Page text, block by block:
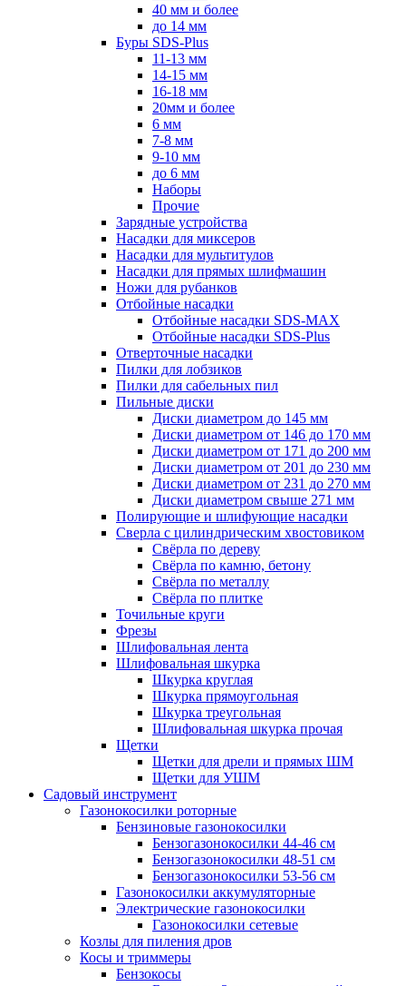
40 мм и более
до 14 мм
Буры SDS-Plus
11-13 мм
14-15 мм
16-18 мм
20мм и более
6 мм
7-8 мм
9-10 мм
до 6 мм
Наборы
Прочие
Зарядные устройства
Насадки для миксеров
Насадки для мультитулов
Насадки для прямых шлифмашин
Ножи для рубанков
Отбойные насадки
Отбойные насадки SDS-MAX
Отбойные насадки SDS-Plus
Отверточные насадки
Пилки для лобзиков
Пилки для сабельных пил
Пильные диски
Диски диаметром до 145 мм
Диски диаметром от 146 до 170 мм
Диски диаметром от 171 до 200 мм
Диски диаметром от 201 до 230 мм
Диски диаметром от 231 до 270 мм
Диски диаметром свыше 271 мм
Полирующие и шлифующие насадки
Сверла с цилиндрическим хвостовиком
Свёрла по дереву
Свёрла по камню, бетону
Свёрла по металлу
Свёрла по плитке
Точильные круги
Фрезы
Шлифовальная лента
Шлифовальная шкурка
Шкурка круглая
Шкурка прямоугольная
Шкурка треугольная
Шлифовальная шкурка прочая
Щетки
Щетки для дрели и прямых ШМ
Щетки для УШМ
Садовый инструмент
Газонокосилки роторные
Бензиновые газонокосилки
Бензогазонокосилки 44-46 см
Бензогазонокосилки 48-51 см
Бензогазонокосилки 53-56 см
Газонокосилки аккумуляторные
Электрические газонокосилки
Газонокосилки сетевые
Козлы для пиления дров
Косы и триммеры
Бензокосы